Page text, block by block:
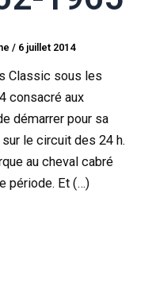
/ 6 juillet 2014
Classic sous les
consacré aux
démarrer pour sa
le circuit des 24 h.
au cheval cabré
période. Et (…)